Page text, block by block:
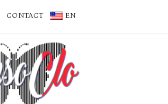
CONTACT EN